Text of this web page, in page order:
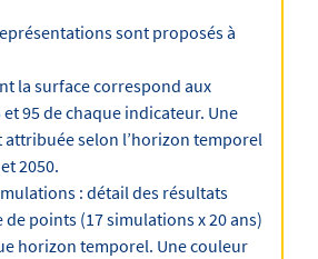
sont proposés à
la surface correspond aux
95 de chaque indicateur. Une
attribuée selon l’horizon temporel
2050.
: détail des résultats
points (17 simulations x 20 ans)
horizon temporel. Une couleur